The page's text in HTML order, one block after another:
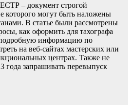
– документ строгой
которого могут быть наложены
В статье были рассмотрены
как оформить для тахографа
подробную информацию по
на веб-сайтах мастерских или
центрах. Также не
года запрашивать перевыпуск